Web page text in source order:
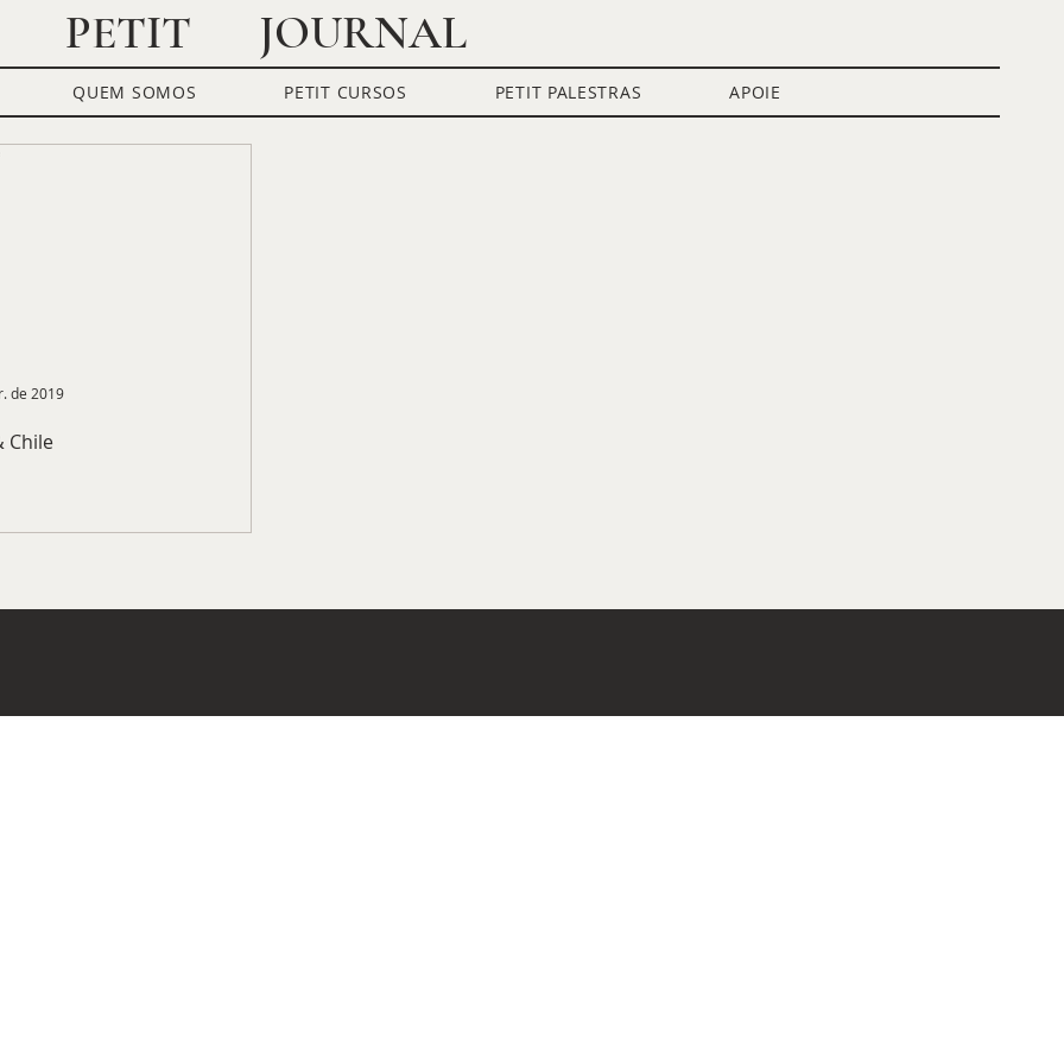
PETIT JOURNAL
Petit Convida Bate-Papo Petit Invest Blog Petit Cursos
Chile
de 2019
QUEM SOMOS PETIT CURSOS PETIT PALESTRAS APOIE